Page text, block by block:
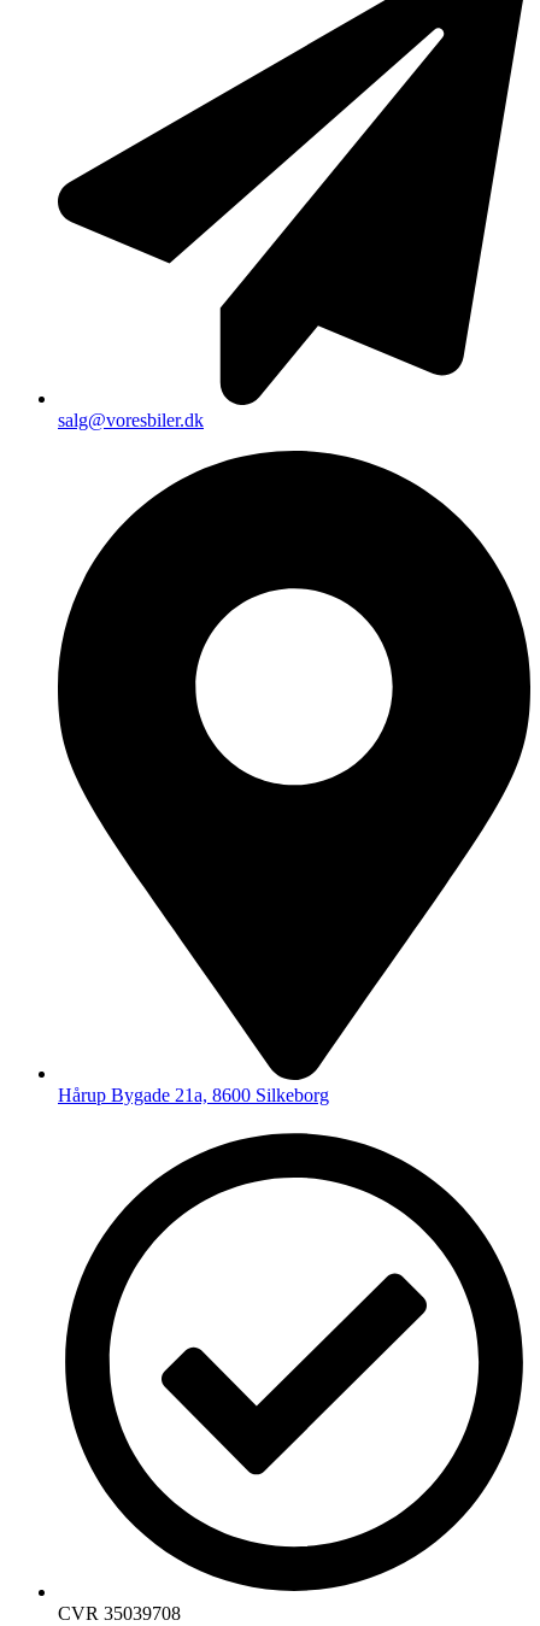
salg@voresbiler.dk
Hårup Bygade 21a, 8600 Silkeborg
CVR 35039708